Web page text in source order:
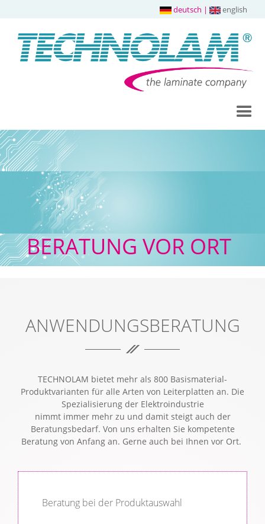
deutsch | english
BERATUNG VOR ORT
ANWENDUNGSBERATUNG
TECHNOLAM bietet mehr als 800 Basismaterial-
Produktvarianten für alle Arten von Leiterplatten an. Die
Spezialisierung der Elektroindustrie
nimmt immer mehr zu und damit steigt auch der
Beratungsbedarf. Von uns erhalten Sie kompetente
Beratung von Anfang an. Gerne auch bei Ihnen vor Ort.
Beratung bei der Produktauswahl